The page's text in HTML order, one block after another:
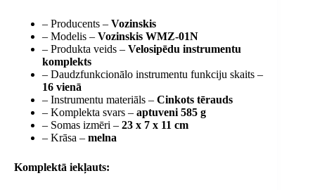
– Producents – Vozinskis
– Modelis – Vozinskis WMZ-01N
– Produkta veids – Velosipēdu instrumentu
komplekts
– Daudzfunkcionālo instrumentu funkciju skaits –
16 vienā
– Instrumentu materiāls – Cinkots tērauds
– Komplekta svars – aptuveni 585 g
– Somas izmēri – 23 x 7 x 11 cm
– Krāsa – melna
Komplektā iekļauts: